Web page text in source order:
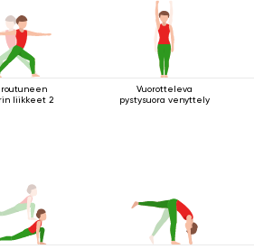
liikkeet 2
Vuorotteleva
pystysuora venyttely